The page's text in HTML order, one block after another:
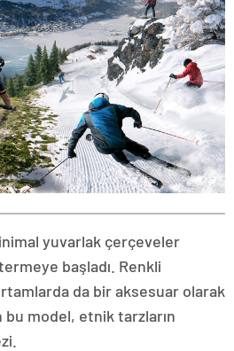
yuvarlak çerçeveler
başladı. Renkli
da bir aksesuar olarak
bu model, etnik tarzların